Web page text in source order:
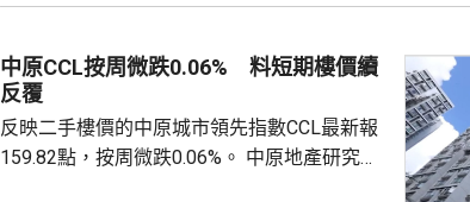
港增加黃金存儲，預料趨勢持續。 香港上月啟
動試運行的黃金清算系統。人行行長潘功勝在
啟動儀式表示，將繼續提高國...
中原CCL按周微跌0.06% 料短期樓價續
反覆
反映二手樓價的中原城市領先指數CCL最新報
159.82點，按周微跌0.06%。 中原地產研究部